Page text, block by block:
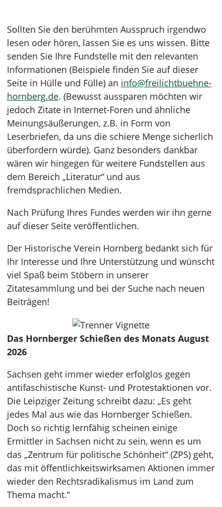
Sollten Sie den berühmten Ausspruch irgendwo
lesen oder hören, lassen Sie es uns wissen. Bitte
senden Sie Ihre Fundstelle mit den relevanten
Informationen (Beispiele finden Sie auf dieser
Seite in Hülle und Fülle) an info@freilichtbuehne-
hornberg.de. (Bewusst aussparen möchten wir
jedoch Zitate in Internet-Foren und ähnliche
Meinungsäußerungen, z.B. in Form von
Leserbriefen, da uns die schiere Menge sicherlich
überfordern würde). Ganz besonders dankbar
wären wir hingegen für weitere Fundstellen aus
dem Bereich „Literatur“ und aus
fremdsprachlichen Medien.
Nach Prüfung Ihres Fundes werden wir ihn gerne
auf dieser Seite veröffentlichen.
Der Historische Verein Hornberg bedankt sich für
Ihr Interesse und Ihre Unterstützung und wünscht
viel Spaß beim Stöbern in unserer
Zitatesammlung und bei der Suche nach neuen
Beiträgen!
Das Hornberger Schießen des Monats August
2026
Sachsen geht immer wieder erfolglos gegen
antifaschistische Kunst- und Protestaktionen vor.
Die Leipziger Zeitung schreibt dazu: „Es geht
jedes Mal aus wie das Hornberger Schießen.
Doch so richtig lernfähig scheinen einige
Ermittler in Sachsen nicht zu sein, wenn es um
das „Zentrum für politische Schönheit“ (ZPS) geht,
das mit öffentlichkeitswirksamen Aktionen immer
wieder den Rechtsradikalismus im Land zum
Thema macht.“